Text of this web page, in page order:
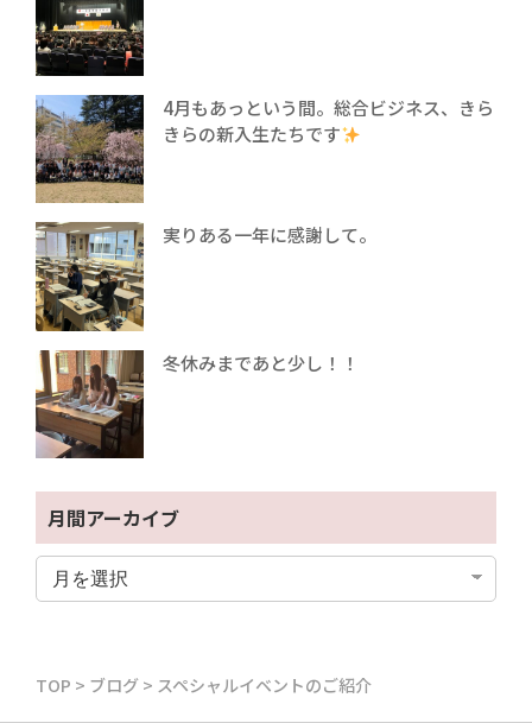
4月もあっという間。総合ビジネス、きら
きらの新入生たちです
実りある一年に感謝して。
冬休みまであと少し！！
月間アーカイブ
TOP > ブログ > スペシャルイベントのご紹介